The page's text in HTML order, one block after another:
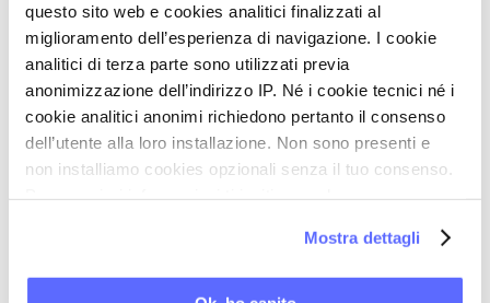
questo sito web e cookies analitici finalizzati al
miglioramento dell’esperienza di navigazione. I cookie
analitici di terza parte sono utilizzati previa
anonimizzazione dell’indirizzo IP. Né i cookie tecnici né i
cookie analitici anonimi richiedono pertanto il consenso
dell’utente alla loro installazione. Non sono presenti e
non installiamo cookies opzionali senza il tuo consenso.
Mostra dettagli
STAMPA PDF
PAROLE CHIAVE DI QUESTO ARTICOLO
ACIDO FOLICO
ALLATTAMENTO AL SENO
VITAMINE / VITAMINE ANTIOSSIDANTI